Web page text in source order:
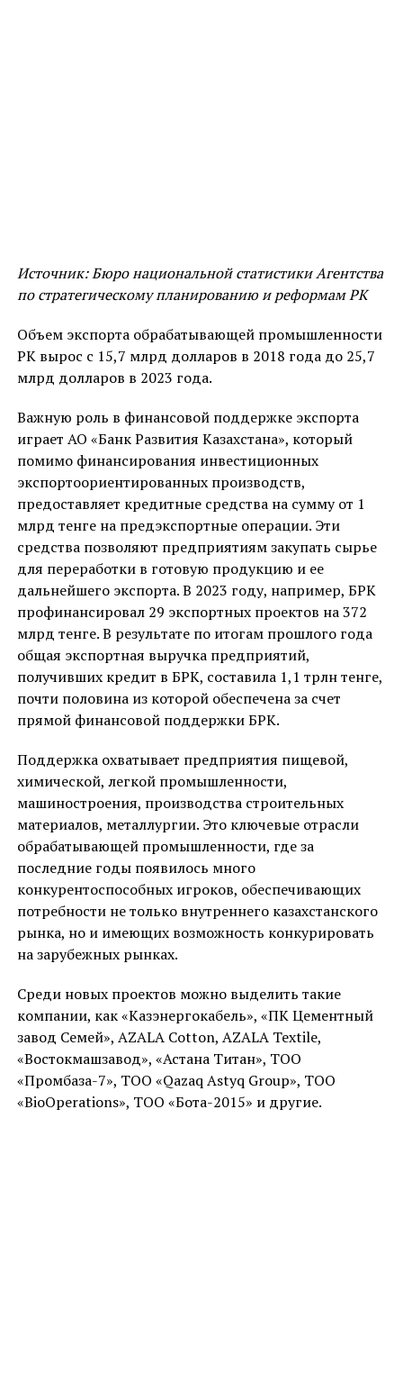
Источник: Бюро национальной статистики Агентства
по стратегическому планированию и реформам РК
Объем экспорта обрабатывающей промышленности
РК вырос с 15,7 млрд долларов в 2018 года до 25,7
млрд долларов в 2023 года.
Важную роль в финансовой поддержке экспорта
играет АО «Банк Развития Казахстана», который
помимо финансирования инвестиционных
экспортоориентированных производств,
предоставляет кредитные средства на сумму от 1
млрд тенге на предэкспортные операции. Эти
средства позволяют предприятиям закупать сырье
для переработки в готовую продукцию и ее
дальнейшего экспорта. В 2023 году, например, БРК
профинансировал 29 экспортных проектов на 372
млрд тенге. В результате по итогам прошлого года
общая экспортная выручка предприятий,
получивших кредит в БРК, составила 1,1 трлн тенге,
почти половина из которой обеспечена за счет
прямой финансовой поддержки БРК.
Поддержка охватывает предприятия пищевой,
химической, легкой промышленности,
машиностроения, производства строительных
материалов, металлургии. Это ключевые отрасли
обрабатывающей промышленности, где за
последние годы появилось много
конкурентоспособных игроков, обеспечивающих
потребности не только внутреннего казахстанского
рынка, но и имеющих возможность конкурировать
на зарубежных рынках.
Среди новых проектов можно выделить такие
компании, как «Казэнергокабель», «ПК Цементный
завод Семей», AZALA Cotton, AZALA Textile,
«Востокмашзавод», «Астана Титан», ТОО
«Промбаза-7», ТОО «Qazaq Astyq Group», ТОО
«BioOperations», ТОО «Бота-2015» и другие.